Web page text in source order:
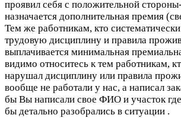
проявил себя с положительной
назначается дополнительная премия
Тем же работникам, кто
трудовую дисциплину и правила
выплачивается минимальная
видимо относитесь к тем работникам,
нарушал дисциплину или правила
вообще не работали у нас, а написал
бы Вы написали свое ФИО и участок
бы детально разобрались в ситуации .